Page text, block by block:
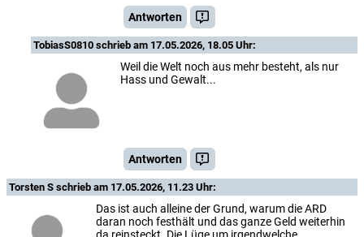
Antworten
TobiasS0810 schrieb am 17.05.2026, 18.05 Uhr:
Weil die Welt noch aus mehr besteht, als nur
Hass und Gewalt...
Antworten
Torsten S schrieb am 17.05.2026, 11.23 Uhr:
Das ist auch alleine der Grund, warum die ARD
daran noch festhält und das ganze Geld weiterhin
da reinsteckt. Die Lüge um irgendwelche